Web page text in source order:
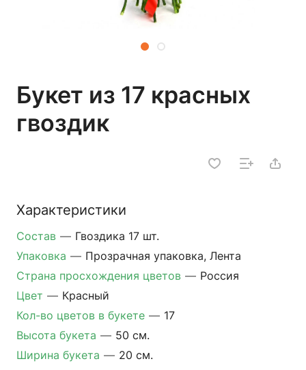
Букет из 17 красных
гвоздик
Характеристики
Состав — Гвоздика 17 шт.
Упаковка — Прозрачная упаковка, Лента
Страна просхождения цветов — Россия
Цвет — Красный
Кол-во цветов в букете — 17
Высота букета — 50 см.
Ширина букета — 20 см.